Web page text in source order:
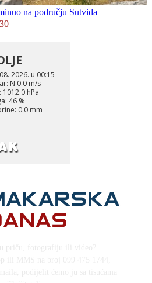
na području Sutvida